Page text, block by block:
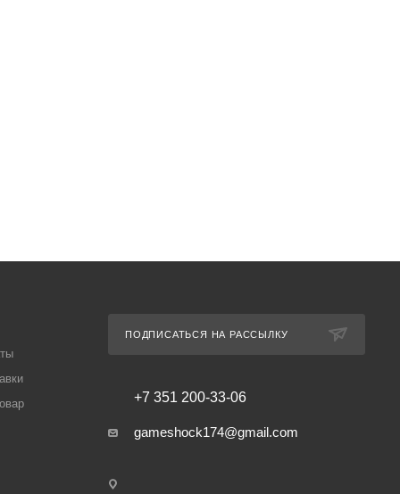
ПОДПИСАТЬСЯ НА РАССЫЛКУ
+7 351 200-33-06
gameshock174@gmail.com